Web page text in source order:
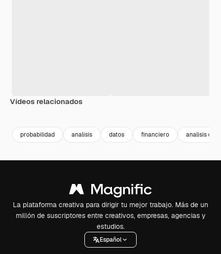
Vídeos relacionados
probabilidad analisis datos financiero analisis de
La plataforma creativa para dirigir tu mejor trabajo. Más de un
millón de suscriptores entre creativos, empresas, agencias y
estudios.
Español